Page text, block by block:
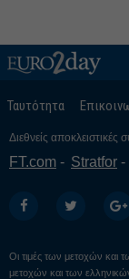
Ταυτότητα
Διεθνείς αποκλειστικές
FT.com Stratfor
Οι τιμές των μετοχών και
μετοχών και των